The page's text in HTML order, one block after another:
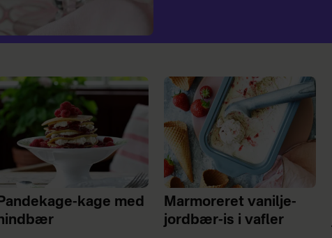
kage med
Marmoreret vanilje-
jordbær-is i vafler